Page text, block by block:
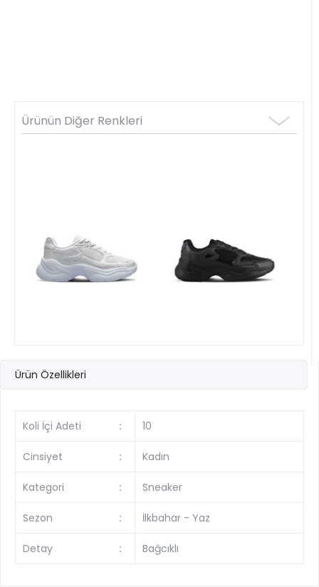
Ürünün Diğer Renkleri
Ürün Özellikleri
Koli İçi Adeti : 10
Cinsiyet : Kadın
Kategori : Sneaker
Sezon : İlkbahar - Yaz
Detay : Bağcıklı